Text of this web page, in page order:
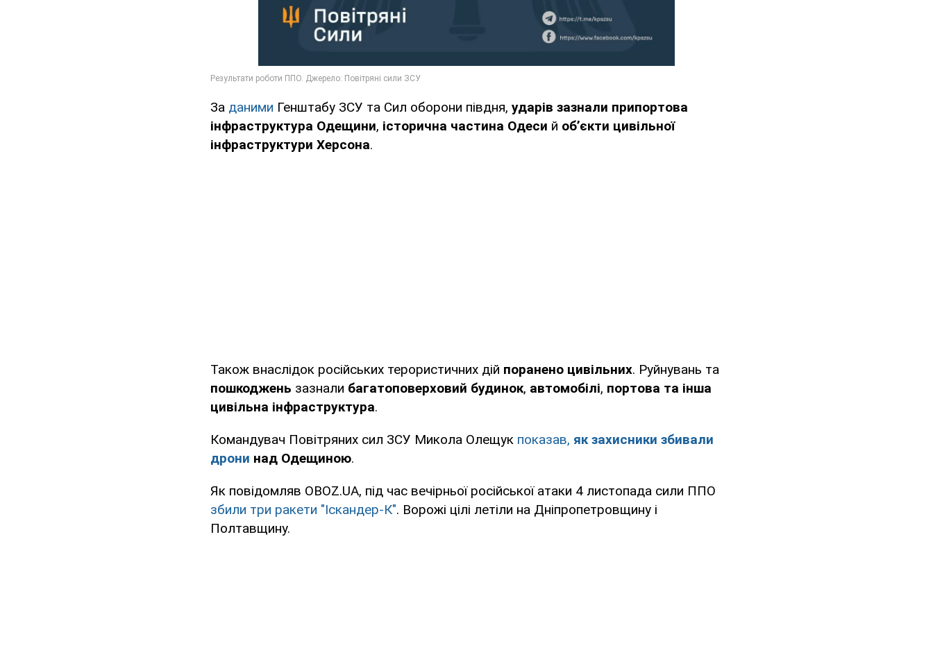
За даними Генштабу ЗСУ та Сил оборони півдня, ударів зазнали припортова
інфраструктура Одещини, історична частина Одеси й об’єкти цивільної
інфраструктури Херсона.
Також внаслідок російських терористичних дій поранено цивільних. Руйнувань та
пошкоджень зазнали багатоповерховий будинок, автомобілі, портова та інша
цивільна інфраструктура.
Командувач Повітряних сил ЗСУ Микола Олещук показав, як захисники збивали
дрони над Одещиною.
Як повідомляв OBOZ.UA, під час вечірньої російської атаки 4 листопада сили ППО
збили три ракети "Іскандер-К". Ворожі цілі летіли на Дніпропетровщину і
Полтавщину.